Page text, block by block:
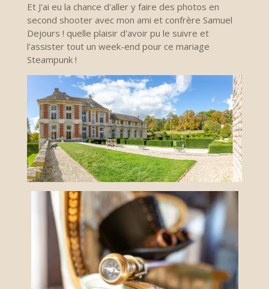
Et J'ai eu la chance d'aller y faire des photos en
second shooter avec mon ami et confrère Samuel
Dejours ! quelle plaisir d'avoir pu le suivre et
l'assister tout un week-end pour ce mariage
Steampunk !